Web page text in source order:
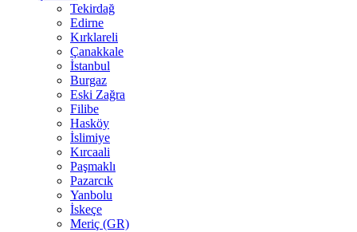
Tekirdağ
Edirne
Kırklareli
Çanakkale
İstanbul
Burgaz
Eski Zağra
Filibe
Hasköy
İslimiye
Kırcaali
Paşmaklı
Pazarcık
Yanbolu
İskeçe
Meriç (GR)